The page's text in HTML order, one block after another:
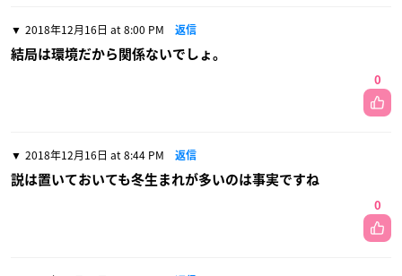
2018年12月16日 at 8:00 PM 返信
結局は環境だから関係ないでしょ。
0
2018年12月16日 at 8:44 PM 返信
説は置いておいても冬生まれが多いのは事実ですね
0